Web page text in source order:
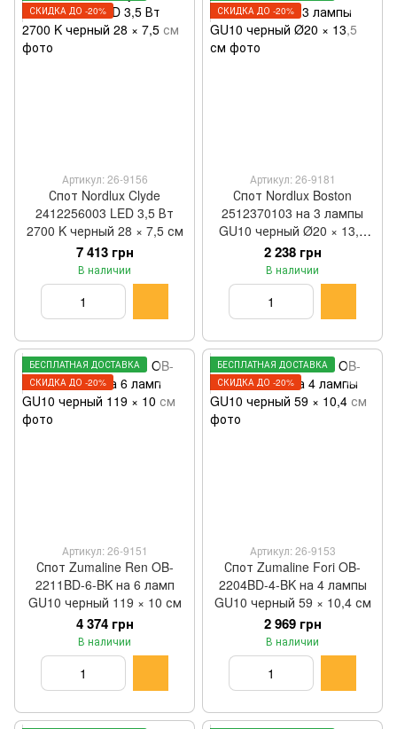
СКИДКА ДО -20%
Артикул: 26-9156
Спот Nordlux Clyde
2412256003 LED 3,5 Вт
2700 K черный 28 × 7,5 см
7 413 грн
В наличии
СКИДКА ДО -20%
Артикул: 26-9181
Спот Nordlux Boston
2512370103 на 3 лампы
GU10 черный Ø20 × 13,5
см
2 238 грн
В наличии
БЕСПЛАТНАЯ ДОСТАВКА
СКИДКА ДО -20%
Артикул: 26-9151
Спот Zumaline Ren OB-
2211BD-6-BK на 6 ламп
GU10 черный 119 × 10 см
4 374 грн
В наличии
БЕСПЛАТНАЯ ДОСТАВКА
СКИДКА ДО -20%
Артикул: 26-9153
Спот Zumaline Fori OB-
2204BD-4-BK на 4 лампы
GU10 черный 59 × 10,4 см
2 969 грн
В наличии